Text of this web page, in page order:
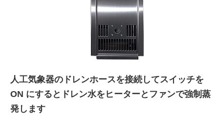
人工気象器のドレンホースを接続してスイッチを
ON にするとドレン水をヒーターとファンで強制蒸
発します
ワケンG オンラインショップ
薬研社 ホームページ